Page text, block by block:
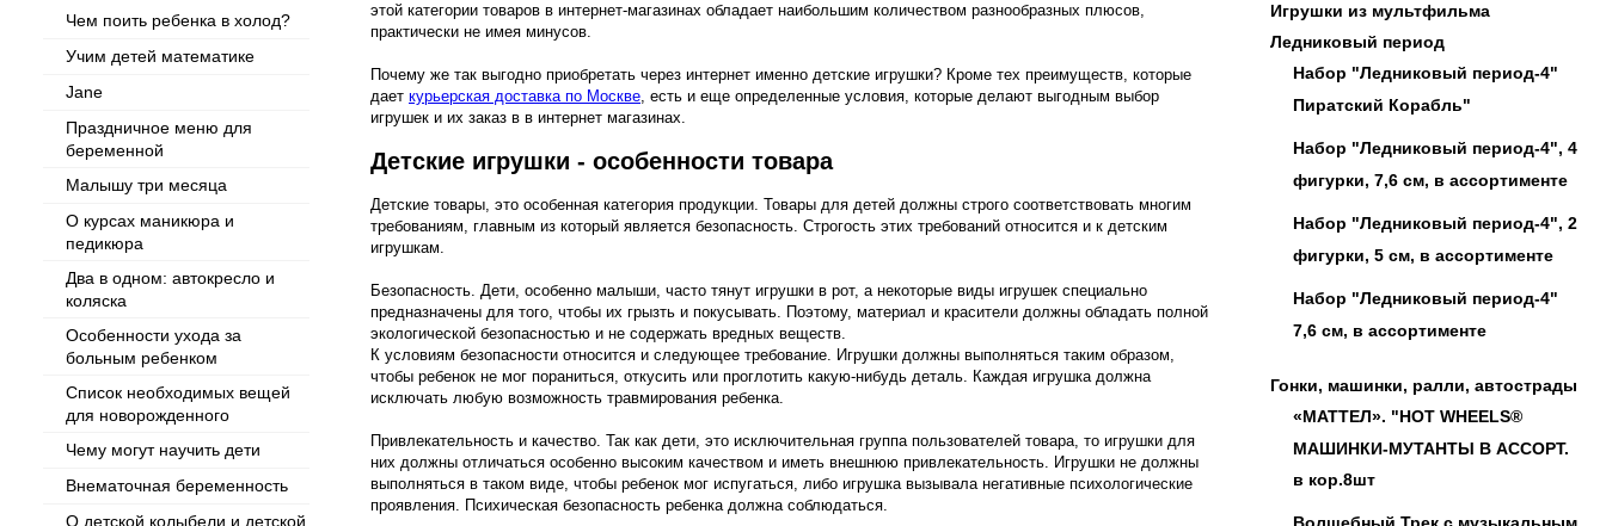
Игрушки из мультфильма
Ледниковый период
Набор "Ледниковый период-4"
Пиратский Корабль"
Набор "Ледниковый период-4", 4
фигурки, 7,6 см, в ассортименте
Набор "Ледниковый период-4", 2
фигурки, 5 см, в ассортименте
Набор "Ледниковый период-4"
7,6 см, в ассортименте
Гонки, машинки, ралли, автострады
«МАТТЕЛ». "HOT WHEELS®
МАШИНКИ-МУТАНТЫ В АССОРТ.
в кор.8шт
Чем поить ребенка в холод?
Учим детей математике
Jane
Праздничное меню для
беременной
Малышу три месяца
О курсах маникюра и
педикюра
Два в одном: автокресло и
коляска
Особенности ухода за
больным ребенком
Список необходимых вещей
для новорожденного
Чему могут научить дети
Внематочная беременность
О детской колыбели и детской
этой категории товаров в интернет-магазинах обладает наибольшим количеством разнообразных плюсов,
практически не имея минусов.
Почему же так выгодно приобретать через интернет именно детские игрушки? Кроме тех преимуществ, которые
дает курьерская доставка по Москве, есть и еще определенные условия, которые делают выгодным выбор
игрушек и их заказ в в интернет магазинах.
Детские игрушки - особенности товара
Детские товары, это особенная категория продукции. Товары для детей должны строго соответствовать многим
требованиям, главным из который является безопасность. Строгость этих требований относится и к детским
игрушкам.
Безопасность. Дети, особенно малыши, часто тянут игрушки в рот, а некоторые виды игрушек специально
предназначены для того, чтобы их грызть и покусывать. Поэтому, материал и красители должны обладать полной
экологической безопасностью и не содержать вредных веществ.
К условиям безопасности относится и следующее требование. Игрушки должны выполняться таким образом,
чтобы ребенок не мог пораниться, откусить или проглотить какую-нибудь деталь. Каждая игрушка должна
исключать любую возможность травмирования ребенка.
Привлекательность и качество. Так как дети, это исключительная группа пользователей товара, то игрушки для
них должны отличаться особенно высоким качеством и иметь внешнюю привлекательность. Игрушки не должны
выполняться в таком виде, чтобы ребенок мог испугаться, либо игрушка вызывала негативные психологические
проявления. Психическая безопасность ребенка должна соблюдаться.